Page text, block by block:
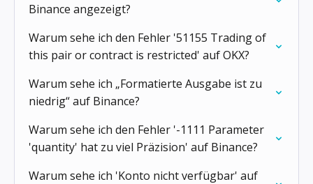
Binance angezeigt?
Warum sehe ich den Fehler '51155 Trading of
this pair or contract is restricted' auf OKX?
Warum sehe ich „Formatierte Ausgabe ist zu
niedrig“ auf Binance?
Warum sehe ich den Fehler '-1111 Parameter
'quantity' hat zu viel Präzision' auf Binance?
Warum sehe ich 'Konto nicht verfügbar' auf